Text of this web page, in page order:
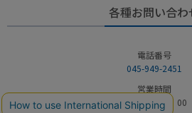
各種お問い合わ
電話番号
045-949-2451
営業時間
10：00～19：00